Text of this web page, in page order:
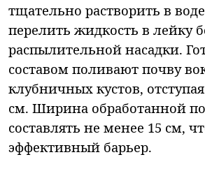
тщательно растворить в
перелить жидкость в лейку
распылительной насадки.
составом поливают почву
клубничных кустов,
см. Ширина обработанной
составлять не менее 15 см,
эффективный барьер.